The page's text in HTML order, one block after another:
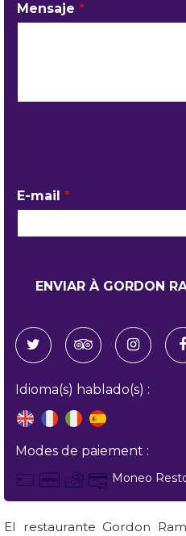
Mensaje *
E-mail *
Idioma(s) hablado(s) :
Modes de paiement :
Moneo
El restaurante Gordon